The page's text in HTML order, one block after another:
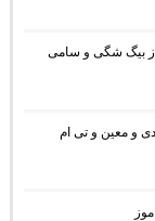
بیگ شگی و سامی
و معین و تی ام